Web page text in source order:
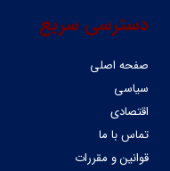
دسترسی سریع
صفحه اصلی
سیاسی
اقتصادی
تماس با ما
قوانین و مقررات